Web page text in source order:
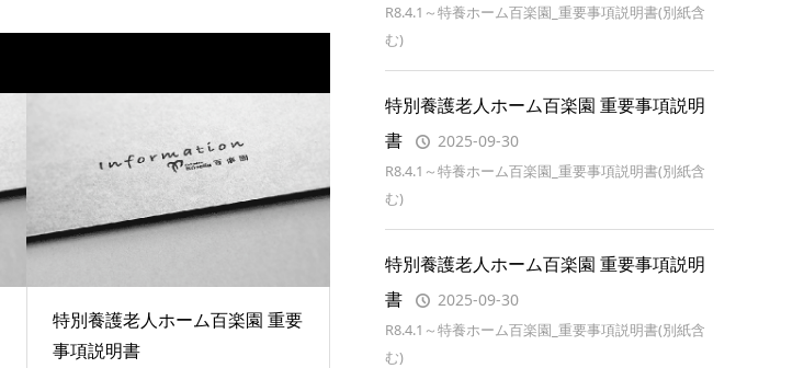
特別養護老人ホーム百楽園 重要
事項説明書
R8.4.1～特養ホーム百楽園_重要事項説明書(別紙含
む)
特別養護老人ホーム百楽園 重要事項説明
書
2025-09-30
R8.4.1～特養ホーム百楽園_重要事項説明書(別紙含
む)
特別養護老人ホーム百楽園 重要事項説明
書
2025-09-30
R8.4.1～特養ホーム百楽園_重要事項説明書(別紙含
む)